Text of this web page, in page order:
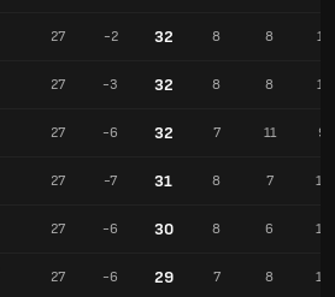
27 -2 32 8 8 11
27 -3 32 8 8 11
27 -6 32 7 11 9
27 -7 31 8 7 12
27 -6 30 8 6 13
27 -6 29 7 8 12